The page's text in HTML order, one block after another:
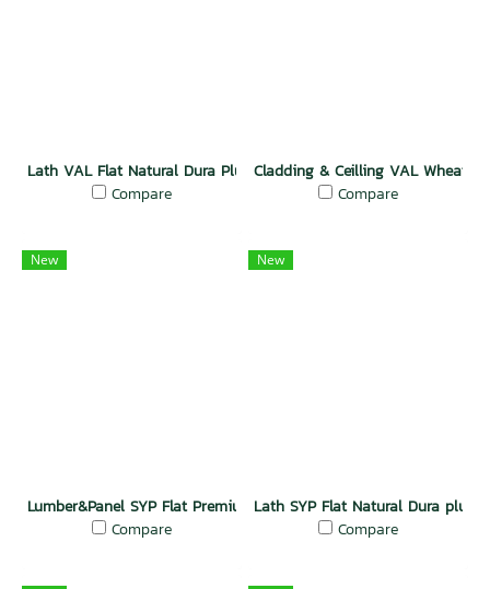
Lath VAL Flat Natural Dura Plus Wood
Compare
Cladding & Ceilling VAL
Compare
New
Lumber&Panel SYP Flat Premium Dura Plus Wood
Compare
New
Lath SYP Flat Natural Dura plus
Compare